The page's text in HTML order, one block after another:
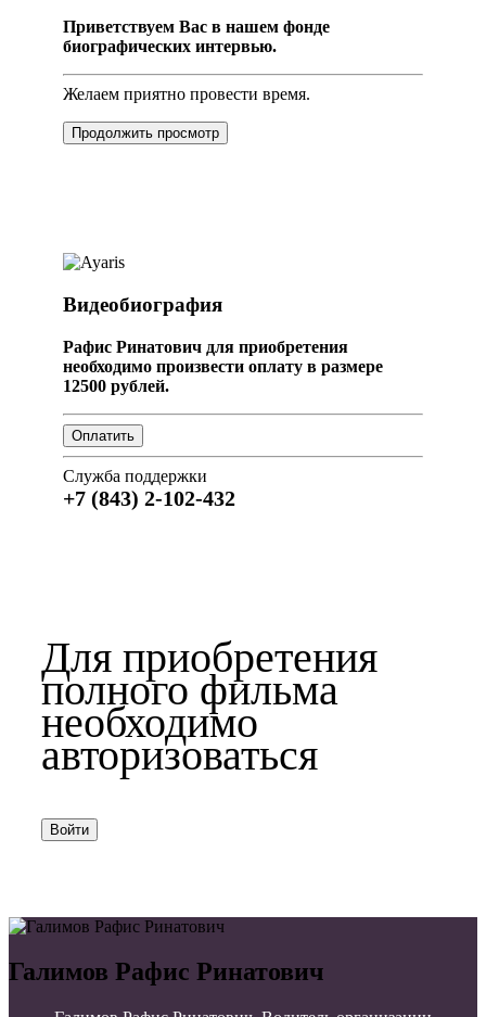
Приветствуем Вас в нашем фонде
биографических интервью.
Желаем приятно провести время.
Продолжить просмотр
Видеобиография
Рафис Ринатович для приобретения
необходимо произвести оплату в размере
12500 рублей.
Служба поддержки
+7 (843) 2-102-432
Для приобретения
полного фильма
необходимо
авторизоваться
Войти
Галимов Рафис Ринатович